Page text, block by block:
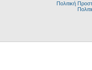
Πολιτική